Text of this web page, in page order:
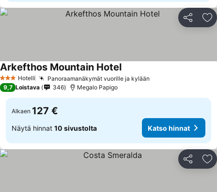
Jaa
3 Tähtiluokitus
Hotelli Panoraamanäkymät vuorille ja kylään
Arkefthos Mountain HotelKatso hinnat
9,7 Loistava 346 Megalo Papigo
Alkaen 127 €
Näytä hinnat 10 sivustolta Katso hinnat
Jaa